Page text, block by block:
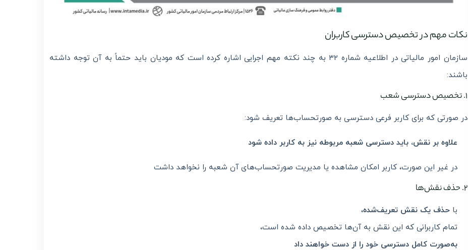
نکات مهم در تخصیص دسترسی کاربران
سازمان امور مالیاتی در اطلاعیه شماره ۳۲ به چند نکته مهم اجرایی اشاره کرده است که مودیان باید حتماً به آن توجه داشته
باشند:
۱. تخصیص دسترسی شعب
در صورتی که برای کاربر فرعی دسترسی به صورتحساب‌ها تعریف شود:
علاوه بر نقش، باید دسترسی شعبه مربوطه نیز به کاربر داده شود
در غیر این صورت، کاربر امکان مشاهده یا مدیریت صورتحساب‌های آن شعبه را نخواهد داشت
۲. حذف نقش‌ها
باحذف یک نقش تعریف‌شده،
تمام کاربرانی که این نقش به آن‌ها تخصیص داده شده است،
به‌صورت کامل دسترسی خود را از دست خواهند داد